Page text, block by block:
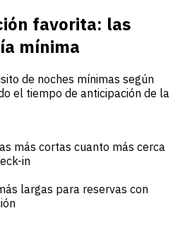
favorita: las
mínima
de noches mínimas según
el tiempo de anticipación de la
más cortas cuanto más cerca
in
largas para reservas con